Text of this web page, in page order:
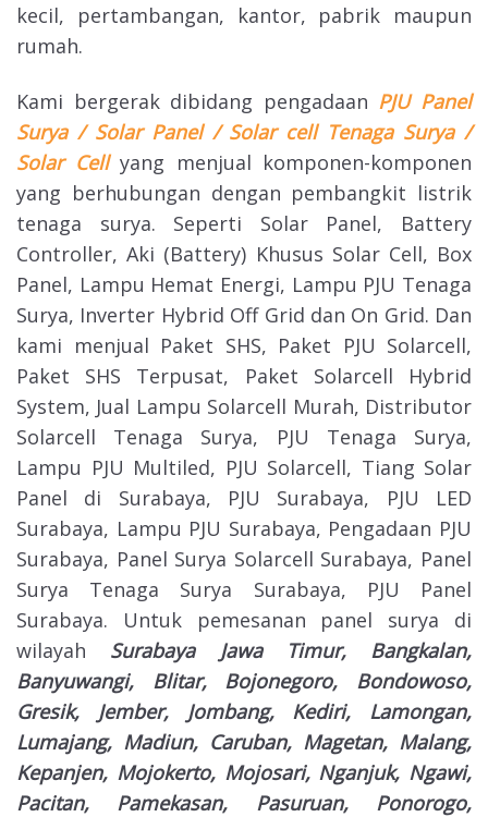
kecil, pertambangan, kantor, pabrik maupun
rumah.
Kami bergerak dibidang pengadaan PJU Panel
Surya / Solar Panel / Solar cell Tenaga Surya /
Solar Cell yang menjual komponen-komponen
yang berhubungan dengan pembangkit listrik
tenaga surya. Seperti Solar Panel, Battery
Controller, Aki (Battery) Khusus Solar Cell, Box
Panel, Lampu Hemat Energi, Lampu PJU Tenaga
Surya, Inverter Hybrid Off Grid dan On Grid. Dan
kami menjual Paket SHS, Paket PJU Solarcell,
Paket SHS Terpusat, Paket Solarcell Hybrid
System, Jual Lampu Solarcell Murah, Distributor
Solarcell Tenaga Surya, PJU Tenaga Surya,
Lampu PJU Multiled, PJU Solarcell, Tiang Solar
Panel di Surabaya, PJU Surabaya, PJU LED
Surabaya, Lampu PJU Surabaya, Pengadaan PJU
Surabaya, Panel Surya Solarcell Surabaya, Panel
Surya Tenaga Surya Surabaya, PJU Panel
Surabaya. Untuk pemesanan panel surya di
wilayah Surabaya Jawa Timur, Bangkalan,
Banyuwangi, Blitar, Bojonegoro, Bondowoso,
Gresik, Jember, Jombang, Kediri, Lamongan,
Lumajang, Madiun, Caruban, Magetan, Malang,
Kepanjen, Mojokerto, Mojosari, Nganjuk, Ngawi,
Pacitan, Pamekasan, Pasuruan, Ponorogo,